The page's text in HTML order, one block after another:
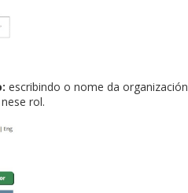
escribindo o nome da organización
rol.